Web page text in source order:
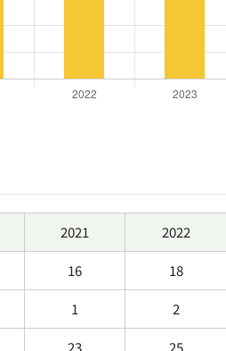
2021 2022
16 18
1 2
23 25